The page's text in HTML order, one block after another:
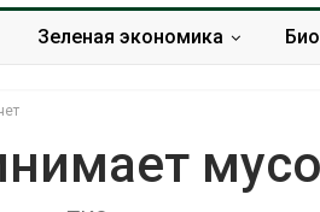
Зеленая экономика